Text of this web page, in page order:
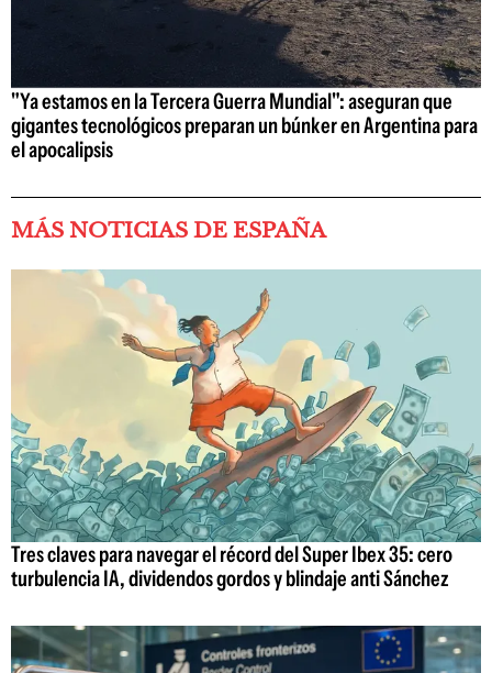
"Ya estamos en la Tercera Guerra Mundial": aseguran que
gigantes tecnológicos preparan un búnker en Argentina para
el apocalipsis
MÁS NOTICIAS DE ESPAÑA
Tres claves para navegar el récord del Super Ibex 35: cero
turbulencia IA, dividendos gordos y blindaje anti Sánchez